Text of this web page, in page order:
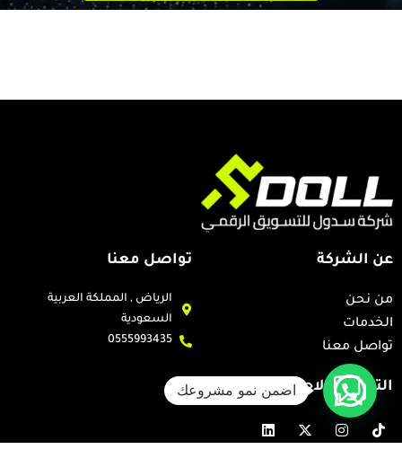
عن الشركة
من نحن
الخدمات
تواصل معنا
تواصل معنا
الرياض , المملكة العربية
السعودية
0555993435
التواصل الاجتماعي
T
i
I
n
X
-
L
i
اضمن نمو مشروعك